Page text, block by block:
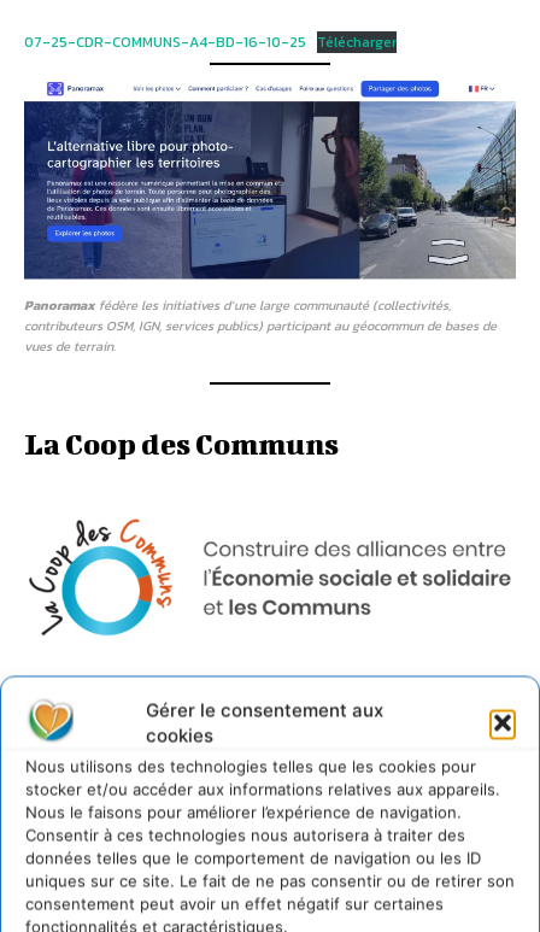
Gérer le consentement aux
cookies
Nous utilisons des technologies telles que les cookies pour
stocker et/ou accéder aux informations relatives aux appareils.
Nous le faisons pour améliorer l’expérience de navigation.
Consentir à ces technologies nous autorisera à traiter des
données telles que le comportement de navigation ou les ID
uniques sur ce site. Le fait de ne pas consentir ou de retirer son
consentement peut avoir un effet négatif sur certaines
fonctionnalités et caractéristiques.
07-25-CDR-COMMUNS-A4-BD-16-10-25 Télécharger
Panoramax fédère les initiatives d’une large communauté (collectivités,
contributeurs OSM, IGN, services publics) participant au géocommun de bases de
vues de terrain.
La Coop des Communs
Le projet
Soutenir l’apport des
communs aux nouvelles
trajectoires de l’action